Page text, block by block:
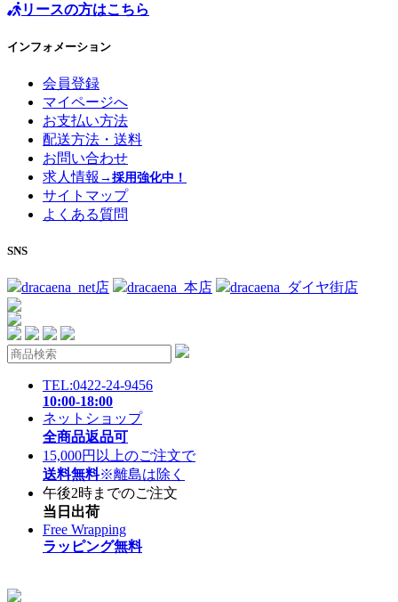
リースの方はこちら
インフォメーション
会員登録
マイページへ
お支払い方法
配送方法・送料
お問い合わせ
求人情報 →採用強化中！
サイトマップ
よくある質問
SNS
dracaena_net店 dracaena_本店 dracaena_ダイヤ街店
TEL:0422-24-9456
10:00-18:00
ネットショップ
全商品返品可
15,000円以上のご注文で
送料無料※離島は除く
午後2時までのご注文
当日出荷
Free Wrapping
ラッピング無料